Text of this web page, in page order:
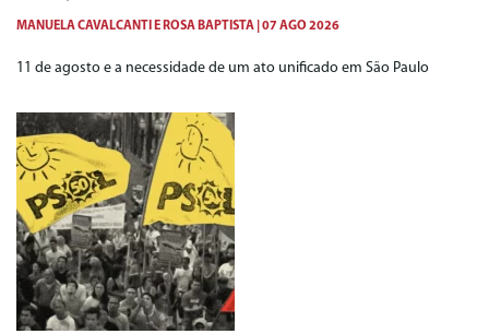
MANUELA CAVALCANTI E ROSA BAPTISTA 07 AGO 2026
11 de agosto e a necessidade de um ato unificado em São Paulo